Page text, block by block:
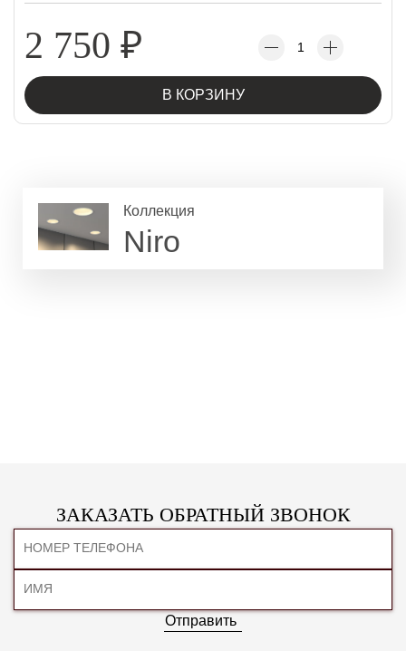
2 750 ₽
В КОРЗИНУ
Коллекция
Niro
ЗАКАЗАТЬ ОБРАТНЫЙ ЗВОНОК
Отправить